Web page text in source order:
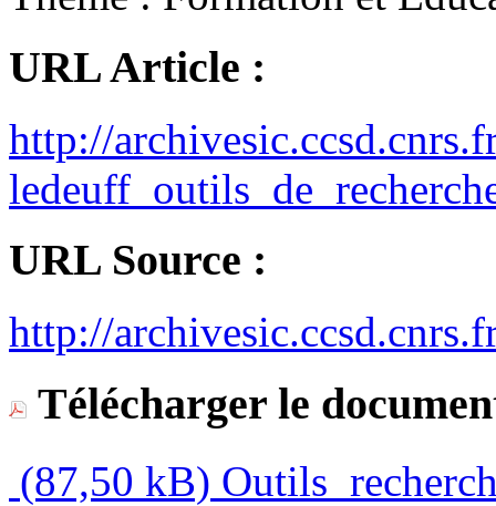
URL Article :
http://
URL Source :
http://
Télécharger le
(87,50 kB)